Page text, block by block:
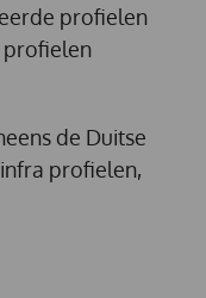
profielen
profielen
de Duitse
profielen,